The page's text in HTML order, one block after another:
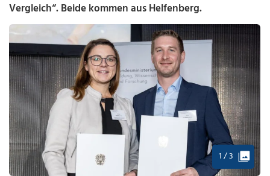
Vergleich“. Beide kommen aus Helfenberg.
1 / 3